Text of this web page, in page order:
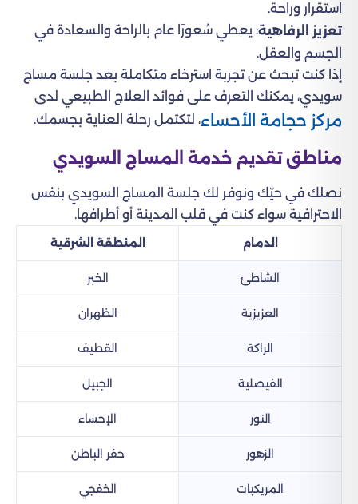
استقرار وراحة.
تعزيز الرفاهية: يعطي شعورًا عام بالراحة والسعادة في
الجسم والعقل.
إذا كنت تبحث عن تجربة استرخاء متكاملة بعد جلسة مساج
سويدي، يمكنك التعرف على فوائد العلاج الطبيعي لدى
مركز حجامة الأحساء، لتكتمل رحلة العناية بجسمك.
مناطق تقديم خدمة المساج السويدي
نصلك في حيّك ونوفر لك جلسة المساج السويدي بنفس
الاحترافية سواء كنت في قلب المدينة أو أطرافها.
الدمام المنطقة الشرقية
الشاطئ الخبر
العزيزية الظهران
الراكة القطيف
الفيصلية الجبيل
النور الإحساء
الزهور حفر الباطن
المريكبات الخفجي